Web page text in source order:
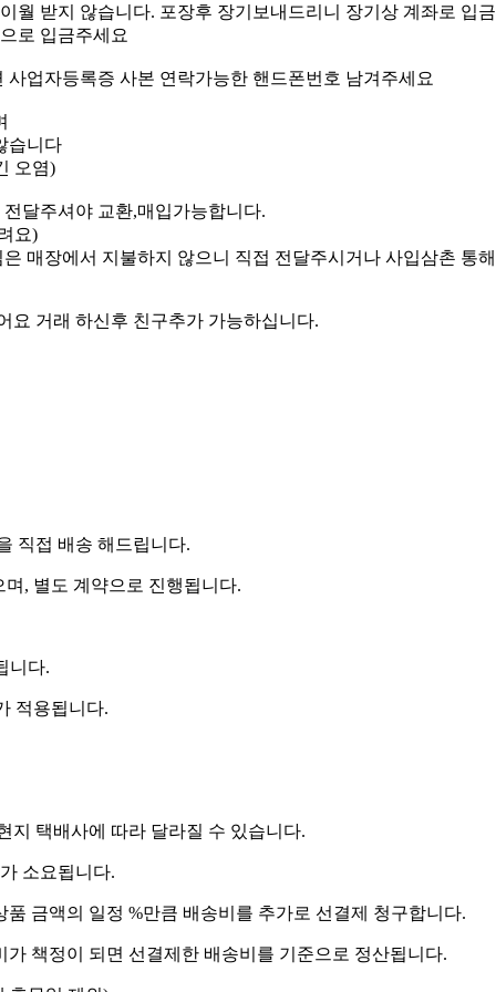
월 받지 않습니다. 포장후 장기보내드리니 장기상 계좌로 입
로 입금주세요
업자등록증 사본 연락가능한 핸드폰번호 남겨주세요
습니다
오염)
달주셔야 교환,매입가능합니다.
요)
매장에서 지불하지 않으니 직접 전달주시거나 사입삼촌 통
요 거래 하신후 친구추가 가능하십니다.
직접 배송 해드립니다.
, 별도 계약으로 진행됩니다.
니다.
적용됩니다.
지 택배사에 따라 달라질 수 있습니다.
소요됩니다.
금액의 일정 %만큼 배송비를 추가로 선결제 청구합니다.
책정이 되면 선결제한 배송비를 기준으로 정산됩니다.